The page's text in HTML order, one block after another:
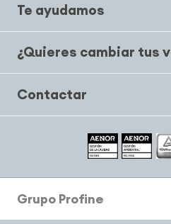
Te ayudamos
¿Quieres cambiar tus
Contactar
Grupo Profine